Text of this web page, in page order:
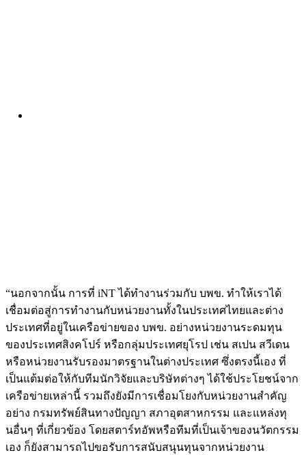
“นอกจากนั้น การที่ iNT ได้ทำงานร่วมกับ บพข. ทำให้เราได้
เชื่อมต่อสู่การทำงานกับหน่วยงานทั้งในประเทศไทยและต่าง
ประเทศที่อยู่ในเครือข่ายของ บพข. อย่างหน่วยงานระดมทุน
ของประเทศสิงคโปร์ หรือกลุ่มประเทศยุโรป เช่น สเปน สวีเดน
หรือหน่วยงานรับรองมาตรฐานในต่างประเทศ ซึ่งตรงนี้เอง ที่
เป็นแต้มต่อให้กับทีมนักวิจัยและบริษัทต่างๆ ได้ใช้ประโยชน์จาก
เครือข่ายเหล่านี้ รวมถึงยังมีการเชื่อมโยงกับหน่วยงานสำคัญ
อย่าง กรมทรัพย์สินทางปัญญา สภาอุตสาหกรรม และแหล่งทุ
นอื่นๆ ที่เกี่ยวข้อง โดยสตาร์ทอัพหรือทีมที่เป็นเจ้าของนวัตกรรม
เอง ก็ยังสามารถไปขอรับการสนับสนุนทุนจากหน่วยงาน